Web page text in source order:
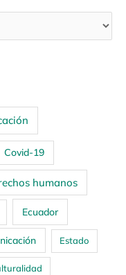
Covid-19
humanos
Ecuador
Estado